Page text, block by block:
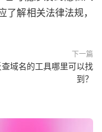
解相关法律法规，
下一篇
查域名的工具哪里可以找
到？